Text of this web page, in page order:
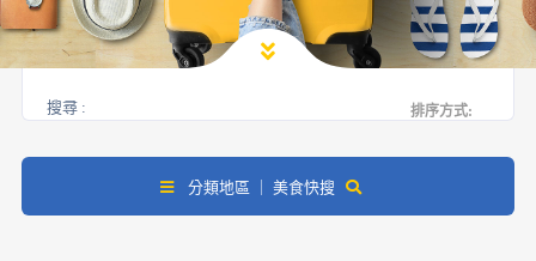
搜尋 : 排序方式:
分類地區 ｜ 美食快搜